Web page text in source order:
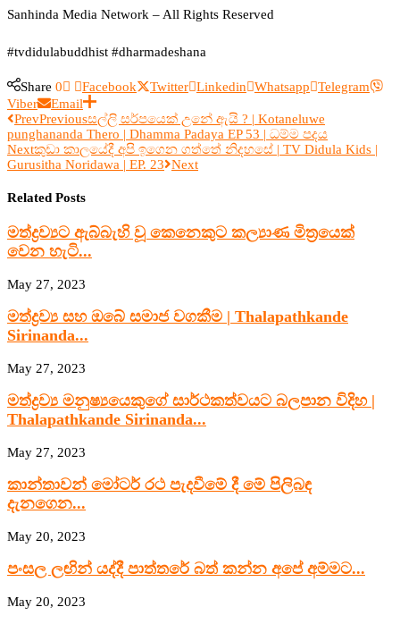
Sanhinda Media Network – All Rights Reserved
#tvdidulabuddhist #dharmadeshana
Share 0 Facebook Twitter Linkedin Whatsapp
Telegram
Viber
Email
PrevPreviousසල්ලි සර්පයෙක් උනේ ඇයි ? | Kotaneluwe
punghananda Thero | Dhamma Padaya EP 53 | ධම්ම පදය
Nextකුඩා කාලයේදී අපි ඉගෙන ගත්තේ නිදහසේ | TV Didula Kids |
Gurusitha Noridawa | EP. 23 Next
Related Posts
මත්ද්‍රව්‍යට ඇබ්බැහි වූ කෙනෙකුට කල්‍යාණ මිත්‍රයෙක්
වෙන හැටි...
May 27, 2023
මත්ද්‍රව්‍ය සහ ඔබේ සමාජ වගකීම | Thalapathkande
Sirinanda...
May 27, 2023
මත්ද්‍රව්‍ය මනුෂ්‍යයෙකුගේ සාර්ථකත්වයට බලපාන විදිහ |
Thalapathkande Sirinanda...
May 27, 2023
කාන්තාවන් මෝටර් රථ පැදවීමේ දී මේ පිලිබඳ
දැනගෙන...
May 20, 2023
පංසල ලඟින් යද්දී පාත්තරේ බත් කන්න අපේ අම්මට...
May 20, 2023